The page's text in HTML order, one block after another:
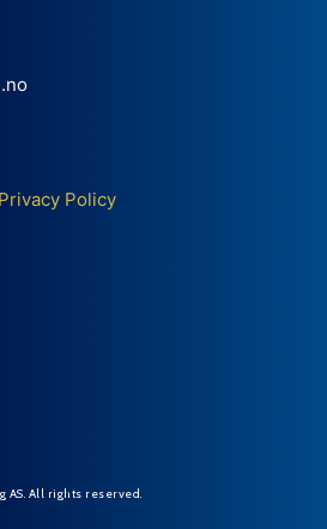
Privacy Policy
AS. All rights reserved.